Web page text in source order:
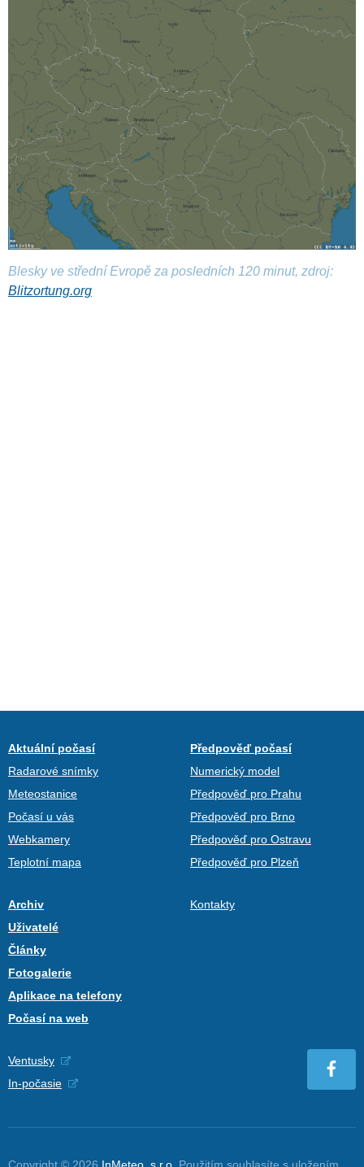
Blesky ve střední Evropě za posledních 120 minut, zdroj:
Blitzortung.org
Aktuální počasí
Radarové snímky
Meteostanice
Počasí u vás
Webkamery
Teplotní mapa
Předpověď počasí
Numerický model
Předpověď pro Prahu
Předpověď pro Brno
Předpověď pro Ostravu
Předpověď pro Plzeň
Archiv
Uživatelé
Články
Fotogalerie
Aplikace na telefony
Počasí na web
Kontakty
Ventusky
In-počasie
Copyright © 2026 InMeteo, s.r.o. Použitím souhlasíte s uložením